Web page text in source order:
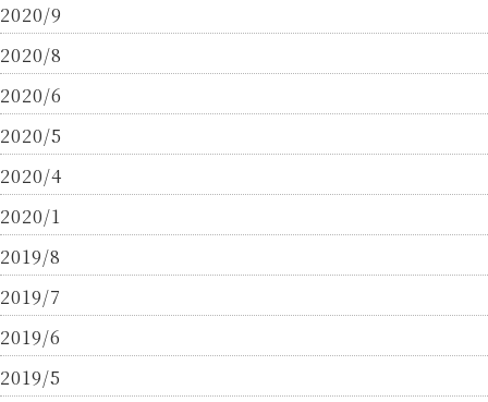
2020/9
2020/8
2020/6
2020/5
2020/4
2020/1
2019/8
2019/7
2019/6
2019/5